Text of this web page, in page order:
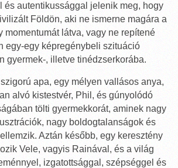
és autentikussággal jelenik meg, hogy
Földön, aki ne ismerne magára a
momentumát látva, vagy ne repítené
egy-egy képregénybeli szituáció
gyermek-, illetve tinédzserkorába.
apa, egy mélyen vallásos anya,
alvó kistestvér, Phil, és gúnyolódó
tölti gyermekkorát, aminek nagy
nagy boldogtalanságok és
Aztán később, egy keresztény
Vele, vagyis Rainával, és a világ
izgatottsággal, szépséggel és